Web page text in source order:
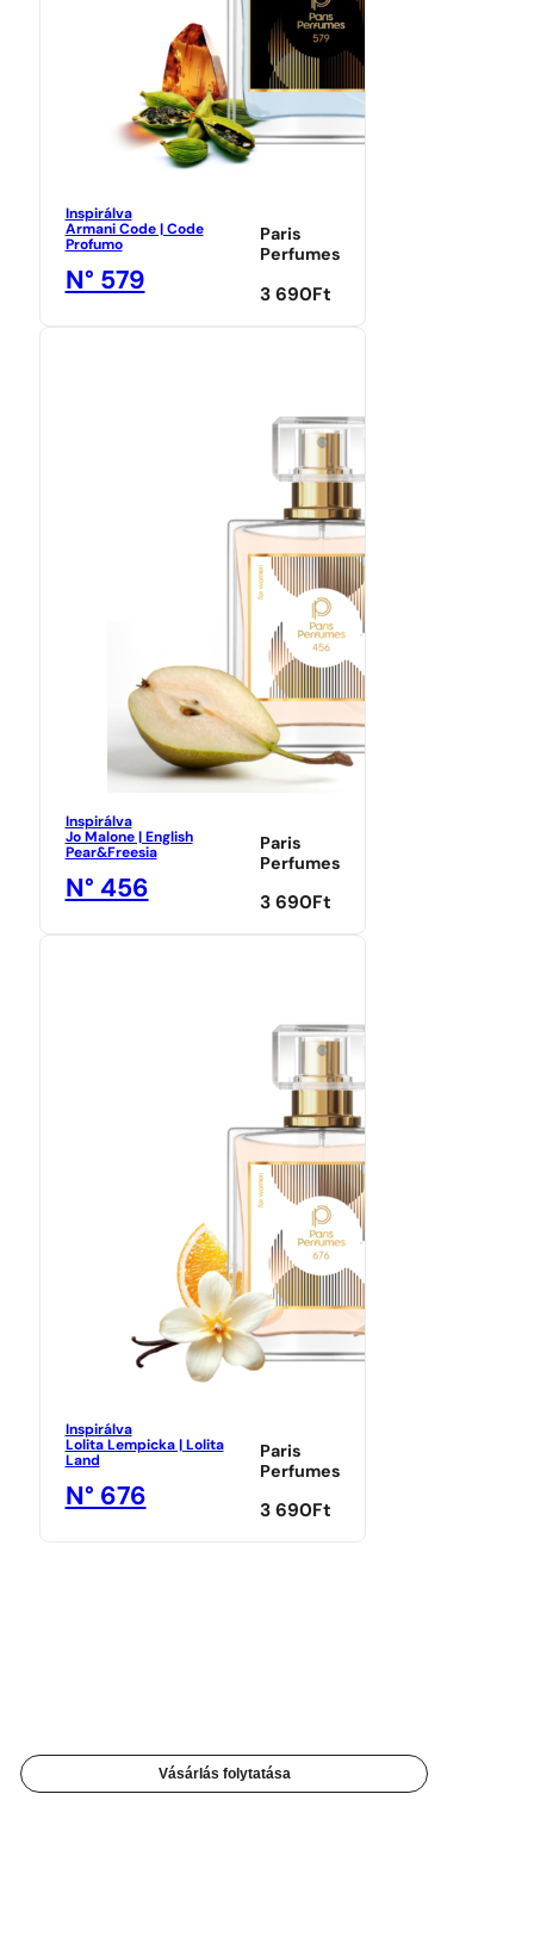
Inspirálva
Armani Code | Code
Profumo
N° 579
Paris
Perfumes
3 690Ft
Inspirálva
Jo Malone | English
Pear&Freesia
N° 456
Paris
Perfumes
3 690 Ft
Inspirálva
Lolita Lempicka | Lolita
Land
N° 676
Paris
Perfumes
3 690Ft
Vásárlás folytatása